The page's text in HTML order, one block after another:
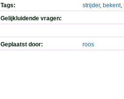
Tags:
strijder, bekent,
Gelijkluidende vragen:
Geplaatst door: roos